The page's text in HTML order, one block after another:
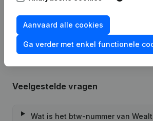
Rechtspersoon,
enz...)
Veelgestelde vragen
Wat is het btw-nummer van
Aanvaard alle cookies
Ga verder met enkel functionele